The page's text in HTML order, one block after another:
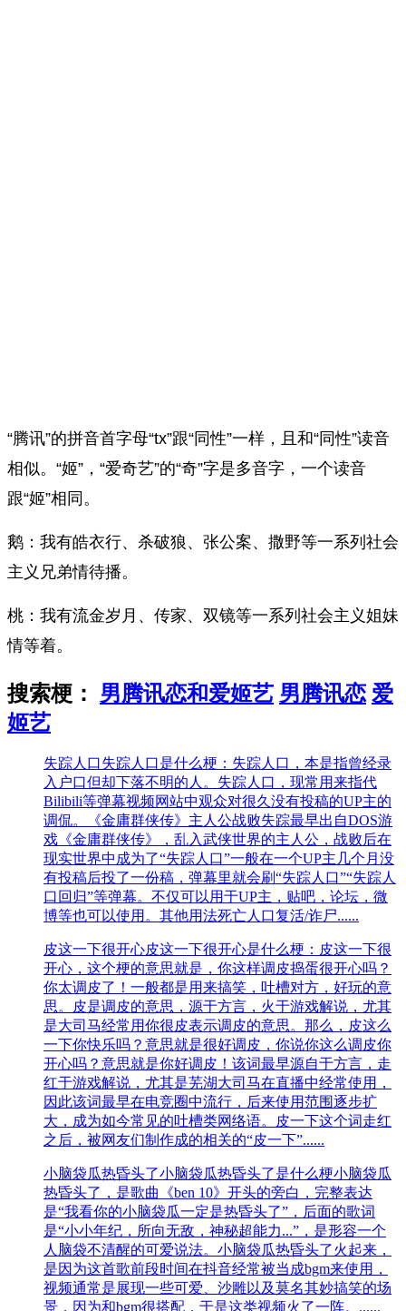
“腾讯”的拼音首字母“tx”跟“同性”一样，且和“同性”读音
相似。“姬”，“爱奇艺”的“奇”字是多音字，一个读音
跟“姬”相同。
鹅：我有皓衣行、杀破狼、张公案、撒野等一系列社会
主义兄弟情待播。
桃：我有流金岁月、传家、双镜等一系列社会主义姐妹
情等着。
搜索梗： 男腾讯恋和爱姬艺 男腾讯恋 爱
姬艺
失踪人口失踪人口是什么梗：失踪人口，本是指曾经录
入户口但却下落不明的人。失踪人口，现常用来指代
Bilibili等弹幕视频网站中观众对很久没有投稿的UP主的
调侃。《金庸群侠传》主人公战败失踪最早出自DOS游
戏《金庸群侠传》，乱入武侠世界的主人公，战败后在
现实世界中成为了“失踪人口”一般在一个UP主几个月没
有投稿后投了一份稿，弹幕里就会刷“失踪人口”“失踪人
口回归”等弹幕。不仅可以用于UP主，贴吧，论坛，微
博等也可以使用。其他用法死亡人口复活/诈尸......
皮这一下很开心皮这一下很开心是什么梗：皮这一下很
开心，这个梗的意思就是，你这样调皮捣蛋很开心吗？
你太调皮了！一般都是用来搞笑，吐槽对方，好玩的意
思。皮是调皮的意思，源于方言，火于游戏解说，尤其
是大司马经常用你很皮表示调皮的意思。那么，皮这么
一下你快乐吗？意思就是很好调皮，你说你这么调皮你
开心吗？意思就是你好调皮！该词最早源自于方言，走
红于游戏解说，尤其是芜湖大司马在直播中经常使用，
因此该词最早在电竞圈中流行，后来使用范围逐步扩
大，成为如今常见的吐槽类网络语。皮一下这个词走红
之后，被网友们制作成的相关的“皮一下”......
小脑袋瓜热昏头了小脑袋瓜热昏头了是什么梗小脑袋瓜
热昏头了，是歌曲《ben 10》开头的旁白，完整表达
是“我看你的小脑袋瓜一定是热昏头了”，后面的歌词
是“小小年纪，所向无敌，神秘超能力...”，是形容一个
人脑袋不清醒的可爱说法。小脑袋瓜热昏头了火起来，
是因为这首歌前段时间在抖音经常被当成bgm来使用，
视频通常是展现一些可爱、沙雕以及莫名其妙搞笑的场
景，因为和bgm很搭配，于是这类视频火了一阵。......